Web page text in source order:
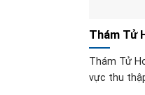
Thám Tử
định ADN
Thám Tử
vực thu